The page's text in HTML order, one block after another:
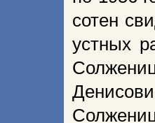
сотен
устных